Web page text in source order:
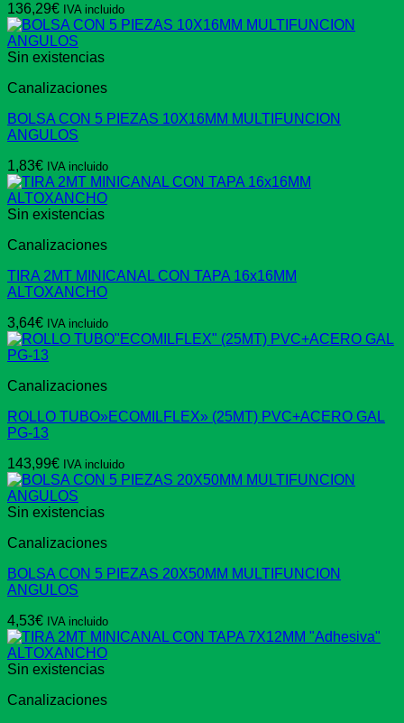
136,29€ IVA incluido
Sin existencias
Canalizaciones
BOLSA CON 5 PIEZAS 10X16MM MULTIFUNCION
ANGULOS
1,83€ IVA incluido
Sin existencias
Canalizaciones
TIRA 2MT MINICANAL CON TAPA 16x16MM
ALTOXANCHO
3,64€ IVA incluido
Canalizaciones
ROLLO TUBO»ECOMILFLEX» (25MT) PVC+ACERO GAL
PG-13
143,99€ IVA incluido
Sin existencias
Canalizaciones
BOLSA CON 5 PIEZAS 20X50MM MULTIFUNCION
ANGULOS
4,53€ IVA incluido
Sin existencias
Canalizaciones